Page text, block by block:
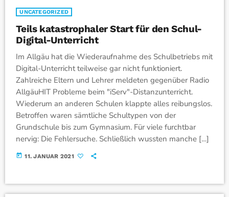
UNCATEGORIZED
Teils katastrophaler Start für den Schul-
Digital-Unterricht
Im Allgäu hat die Wiederaufnahme des Schulbetriebs mit
Digital-Unterricht teilweise gar nicht funktioniert.
Zahlreiche Eltern und Lehrer meldeten gegenüber Radio
AllgäuHIT Probleme beim "iServ"-Distanzunterricht.
Wiederum an anderen Schulen klappte alles reibungslos.
Betroffen waren sämtliche Schultypen von der
Grundschule bis zum Gymnasium. Für viele furchtbar
nervig: Die Fehlersuche. Schließlich wussten manche […]
today 11. JANUAR 2021